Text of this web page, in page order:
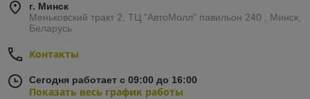
г. Минск
Меньковский тракт 2, ТЦ "АвтоМолл" павильон 240 , Минск,
Беларусь
Контакты
Сегодня работает с 09:00 до 16:00
Показать весь график работы